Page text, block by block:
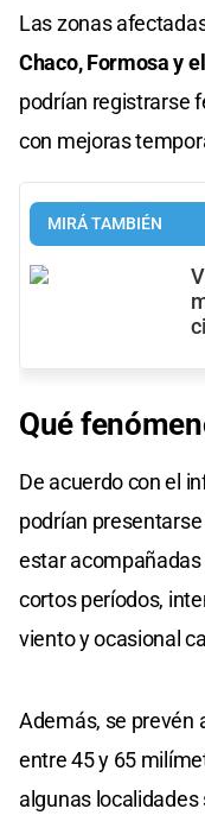
Las zonas
Chaco, Formosa y
podrían registrarse
con mejoras
MIRÁ TAMBIÉN
Qué
De acuerdo con el
podrían
estar
cortos períodos,
viento y ocasional
Además, se prevén
entre 45 y 65
algunas